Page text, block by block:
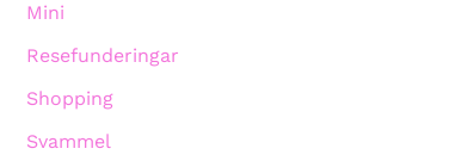
Mini
Resefunderingar
Shopping
Svammel